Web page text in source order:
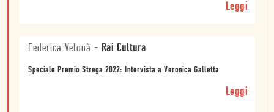
Leggi
Federica Velonà - Rai Cultura
Speciale Premio Strega 2022: Intervista a Veronica Galletta
Leggi